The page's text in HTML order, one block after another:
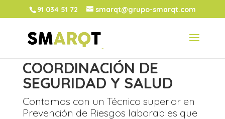
91 034 51 72 smarqt@grupo-smarqt.com
COORDINACIÓN DE
SEGURIDAD Y SALUD
Contamos con un Técnico superior en
Prevención de Riesgos laborables que